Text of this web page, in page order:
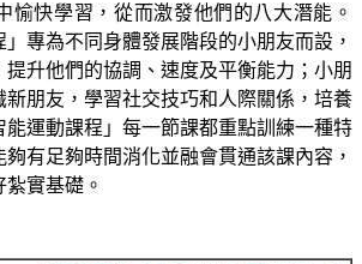
愉快學習，從而激發他們的八大潛能。
」專為不同身體發展階段的小朋友而設，
升他們的協調、速度及平衡能力；小朋
新朋友，學習社交技巧和人際關係，培養
能運動課程」每一節課都重點訓練一種特
有足夠時間消化並融會貫通該課內容，
實基礎。